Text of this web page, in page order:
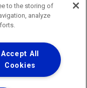
Direitos Reservados.
a vida
to the storing of
analyze
Accept All
Cookies